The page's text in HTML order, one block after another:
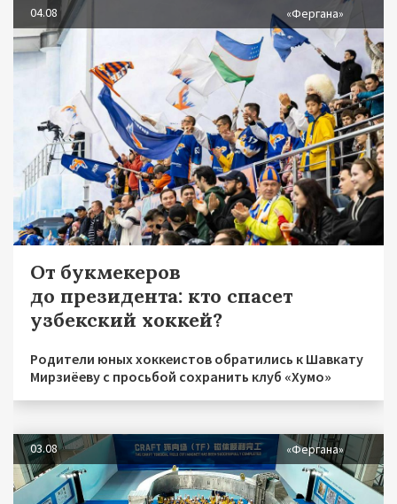
04.08 «Фергана»
От букмекеров
до президента: кто спасет
узбекский хоккей?
Родители юных хоккеистов обратились к Шавкату
Мирзиёеву с просьбой сохранить клуб «Хумо»
03.08 «Фергана»